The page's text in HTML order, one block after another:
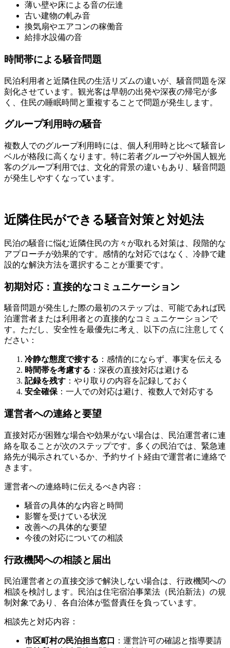
薄い壁や床による音の伝達
古い建物の軋み音
換気扇やエアコンの稼働音
給排水設備の音
時間帯による騒音問題
民泊利用者と近隣住民の生活リズムの違いが、騒音問題を深
刻化させています。観光客は早朝の出発や深夜の帰宅が多
く、住民の睡眠時間と重複することで問題が発生します。
グループ利用時の騒音
複数人でのグループ利用時には、個人利用時と比べて騒音レ
ベルが格段に高くなります。特に若者グループや外国人観光
客のグループ利用では、文化的背景の違いもあり、騒音問題
が発生しやすくなっています。
近隣住民ができる騒音対策と対処法
民泊の騒音に悩む近隣住民の方々が取れる対策は、段階的な
アプローチが効果的です。感情的な対応ではなく、冷静で建
設的な解決方法を選択することが重要です。
初期対応：直接的なコミュニケーション
騒音問題が発生した際の最初のステップは、可能であれば民
泊運営者または利用者との直接的なコミュニケーションで
す。ただし、安全性を最優先に考え、以下の点に注意してく
ださい：
冷静な態度で接する ：感情的にならず、事実を伝える
時間帯を考慮する ：深夜の直接対応は避ける
記録を残す ：やり取りの内容を記録しておく
安全確保：一人での対応は避け、複数人で対応する
運営者への連絡と要望
直接対応が困難な場合や効果がない場合は、民泊運営者に連
絡を取ることが次のステップです。多くの民泊では、緊急連
絡先が掲示されているか、予約サイト経由で運営者に連絡で
きます。
運営者への連絡時に伝えるべき内容：
騒音の具体的な内容と時間
影響を受けている状況
改善への具体的な要望
今後の対応についての相談
行政機関への相談と届出
民泊運営者との直接交渉で解決しない場合は、行政機関への
相談を検討します。民泊は住宅宿泊事業法（民泊新法）の規
制対象であり、各自治体が監督責任を負っています。
相談先と対応内容：
市区町村の民泊担当窓口
：運営許可の確認と指導要請